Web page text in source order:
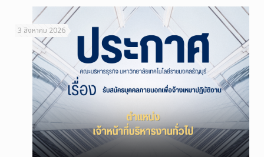
3 สิงหาคม 2026